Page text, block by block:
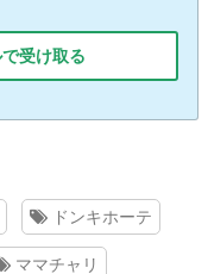
受け取る
ドンキホーテ
ママチャリ